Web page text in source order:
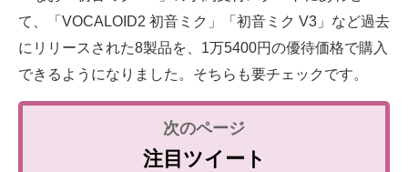
て、「VOCALOID2 初音ミク」「初音ミク V3」など過去
にリリースされた8製品を、1万5400円の優待価格で購入
できるようになりました。そちらも要チェックです。
注目ツイート